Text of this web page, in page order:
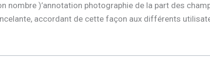
nombre )’annotation photographie de la part des
accordant de cette façon aux différents